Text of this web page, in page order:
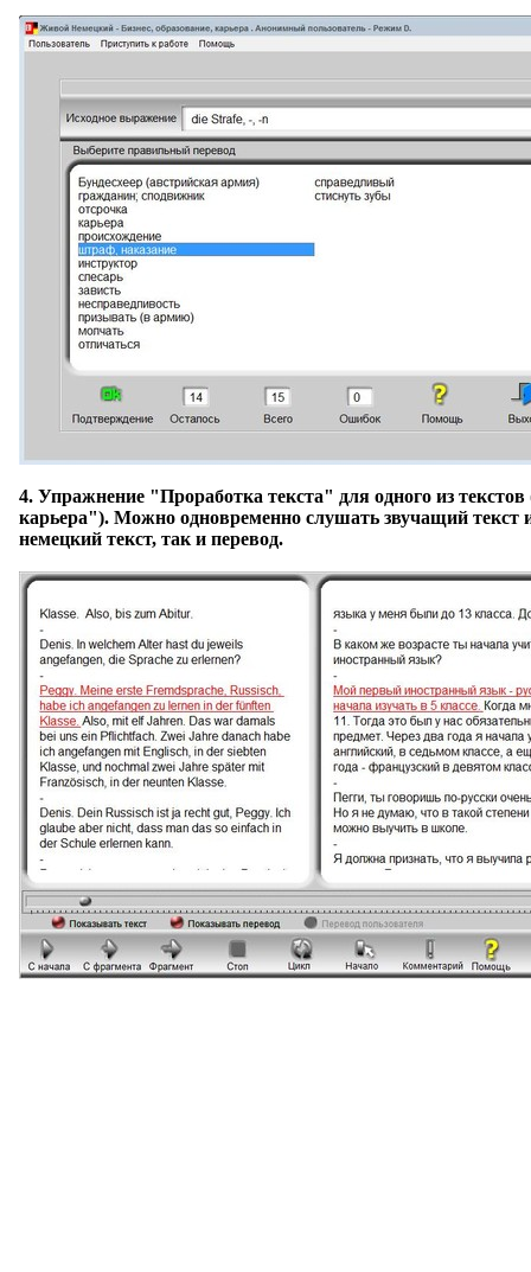
4. Упражнение "Проработка текста" для одного из
карьера"). Можно одновременно слушать звучащий текст
немецкий текст, так и перевод.